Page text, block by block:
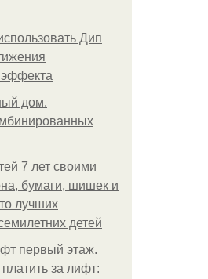
Дип
дом.
7 лет своими
бумаги, шишек и
лучших
детей
первый этаж.
за лифт: